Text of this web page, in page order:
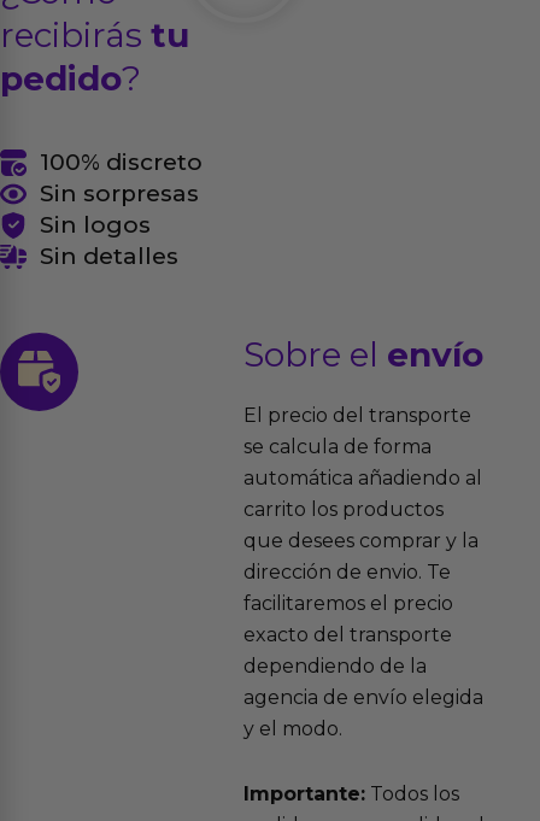
recibirás tu
pedido?
100% discreto
Sin sorpresas
Sin logos
Sin detalles
Sobre el envío
El precio del transporte
se calcula de forma
automática añadiendo al
carrito los productos
que desees comprar y la
dirección de envio. Te
facilitaremos el precio
exacto del transporte
dependiendo de la
agencia de envío elegida
y el modo.
Importante:Todos los